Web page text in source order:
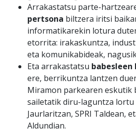
Arrakastatsu parte-
pertsona biltzera iritsi
informatikarekin lotura
etorrita: irakaskuntza,
eta komunikabideak,
Eta arrakastatsu
ere, berrikuntza lantzen
Miramon parkearen eskutik
sailetatik diru-laguntza lortu
Jaurlaritzan, SPRI Taldean,
Aldundian.